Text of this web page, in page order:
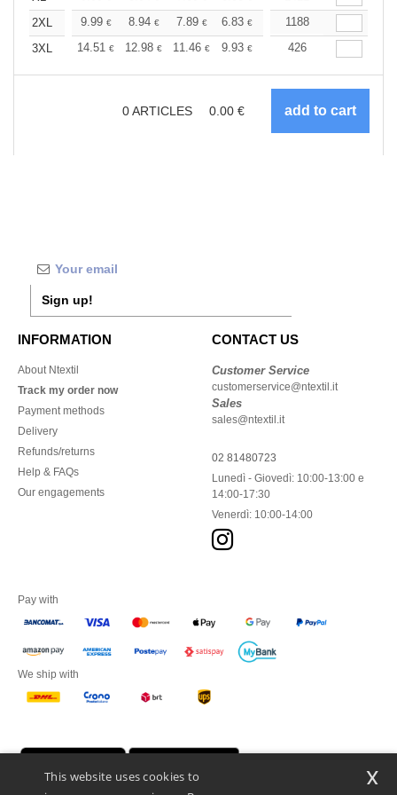
2XL
9.99 € 8.94 € 7.89 € 6.83 € 6.31 €
1188
3XL
14.51 € 12.98 € 11.46 € 9.93 € 9.16€
426
0ARTICLES 0.00 €
Sign up!
INFORMATION
About Ntextil
Track my order now
Payment methods
Delivery
Refunds/returns
Help & FAQs
Our engagements
CONTACT US
Customer Service
customerservice@ntextil.it
Sales
sales@ntextil.it
02 81480723
Lunedì - Giovedì: 10:00-13:00 e
14:00-17:30
Venerdì: 10:00-14:00
Pay with
We ship with
This website uses cookies to
x